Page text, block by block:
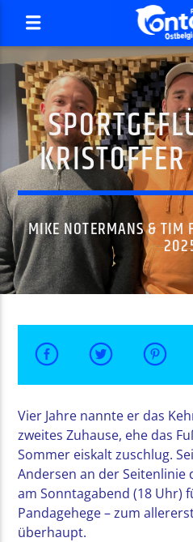
MIKE NOTERMANS & TIM
Vier Jahre nannte er das
zweites Zuhause, ehe das
Sommer eiskalt zuschlug.
Andersen an der Seitenlinie
am Sonntagabend (18 Uhr)
Pandagehege – zum
überhaupt.